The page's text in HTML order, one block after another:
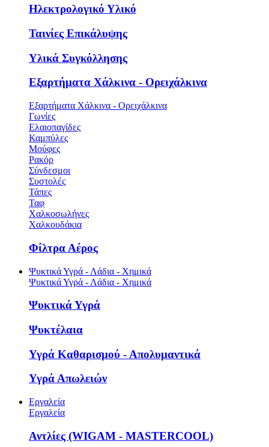
Ηλεκτρολογικό Υλικό
Ταινίες Επικάλυψης
Υλικά Συγκόλλησης
Εξαρτήματα Χάλκινα - Ορειχάλκινα
Εξαρτήματα Χάλκινα - Ορειχάλκινα
Γωνίες
Ελαιοπαγίδες
Καμπύλες
Μούφες
Ρακόρ
Σύνδεσμοι
Συστολές
Τάπες
Ταφ
Χαλκοσωλήνες
Χαλκουδάκια
Φίλτρα Αέρος
Ψυκτικά Υγρά - Λάδια - Χημικά
Ψυκτικά Υγρά - Λάδια - Χημικά
Ψυκτικά Υγρά
Ψυκτέλαια
Υγρά Καθαρισμού - Απολυμαντικά
Υγρά Απωλειών
Εργαλεία
Εργαλεία
Αντλίες (WIGAM - MASTERCOOL)